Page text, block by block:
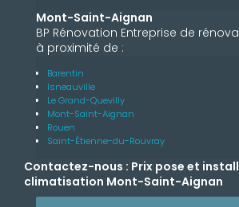
Mont-Saint-Aignan
BP Rénovation Entreprise de
à proximité de :
Barentin
Isneauville
Le Grand-Quevilly
Mont-Saint-Aignan
Rouen
Saint-Étienne-du-Rouvray
Contactez-nous : Prix pose et
climatisation Mont-Saint-Aignan
Nom Prénom